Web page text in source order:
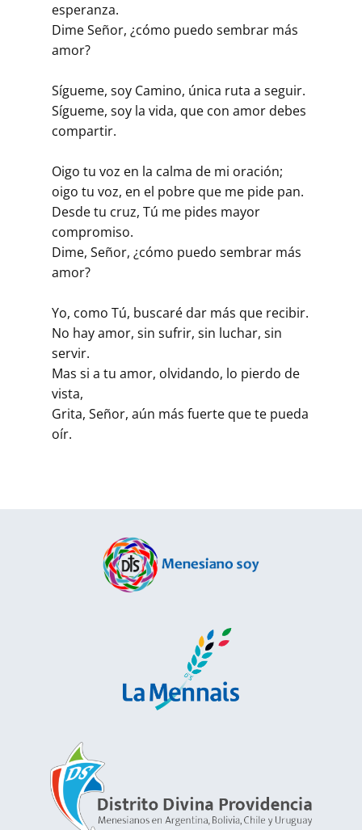
esperanza.
Dime Señor, ¿cómo puedo sembrar más
amor?
Sígueme, soy Camino, única ruta a seguir.
Sígueme, soy la vida, que con amor debes
compartir.
Oigo tu voz en la calma de mi oración;
oigo tu voz, en el pobre que me pide pan.
Desde tu cruz, Tú me pides mayor
compromiso.
Dime, Señor, ¿cómo puedo sembrar más
amor?
Yo, como Tú, buscaré dar más que recibir.
No hay amor, sin sufrir, sin luchar, sin
servir.
Mas si a tu amor, olvidando, lo pierdo de
vista,
Grita, Señor, aún más fuerte que te pueda
oír.